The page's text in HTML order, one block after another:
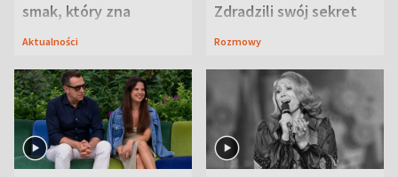
smak, który zna
Lubelszczyzna
Aktualności
Zdradzili swój sekret
Rozmowy